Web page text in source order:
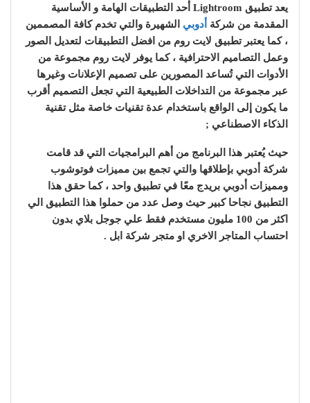
يعد تطبيق Lightroom أحد التطبيقات الهامة و الأساسية
المقدمة من شركة أدوبي الشهيرة والتي تخدم كافة المصممين
، كما يعتبر تطبيق لايت روم من افضل التطبيقات لتعديل الصور
وعمل التصاميم الاحترافية ، كما يوفر لايت روم مجموعة من
الأدوات التي تُساعد المصورين على تصميم الإعلانات وغيرها
عبر مجموعة من التداخلات الطبيعية التي تجعل التصميم أقرب
ما يكون إلى الواقع باستخدام عدة تقنيات خاصة مثل تقنية
الذكاء الاصطناعي ;
حيث يُعتبر هذا البرنامج من أهم البرامجيات التي قد قامت
شركة أدوبي بإطلاقها والتي تجمع بين مميزات فوتوشوب
ومميزات أدوبي بريدج معًا في تطبيق واحد ، كما حقق هذا
التطبيق نجاحا كبير حيث وصل عدد من حملوا هذا التطبيق الي
اكثر من 100 مليون مستخدم فقط علي جوجل بلاي بدون
احتساب المتاجر الاخري او متجر شركة ابل .